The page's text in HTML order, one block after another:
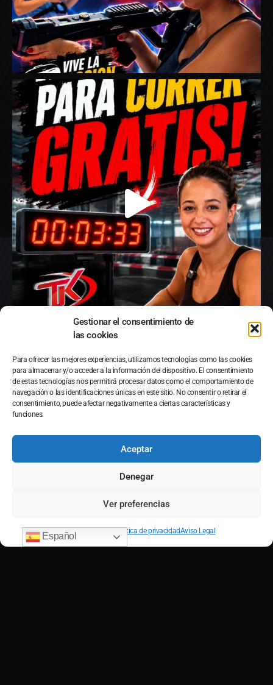
Gestionar el consentimiento de
las cookies
Para ofrecer las mejores experiencias, utilizamos tecnologías como las cookies
para almacenar y/o acceder a la información del dispositivo. El consentimiento
de estas tecnologías nos permitirá procesar datos como el comportamiento de
navegación o las identificaciones únicas en este sitio. No consentir o retirar el
consentimiento, puede afectar negativamente a ciertas características y
funciones.
Aceptar
Denegar
Ver preferencias
Política de cookies Política de privacidadAviso Legal
Español